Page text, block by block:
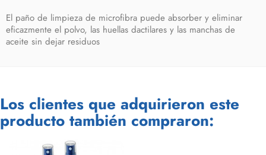
El paño de limpieza de microfibra puede absorber y eliminar
eficazmente el polvo, las huellas dactilares y las manchas de
aceite sin dejar residuos
Los clientes que adquirieron este
producto también compraron: